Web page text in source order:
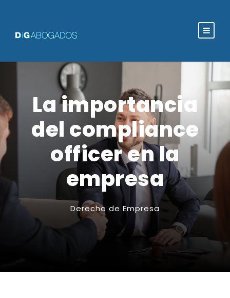
La importancia
del compliance
officer en la
empresa
Derecho de Empresa